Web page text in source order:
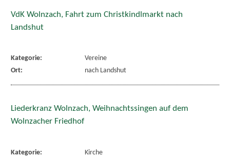
VdK Wolnzach, Fahrt zum Christkindlmarkt nach
Landshut
Kategorie:
Vereine
Ort:
nach Landshut
Liederkranz Wolnzach, Weihnachtssingen auf dem
Wolnzacher Friedhof
Kategorie:
Kirche